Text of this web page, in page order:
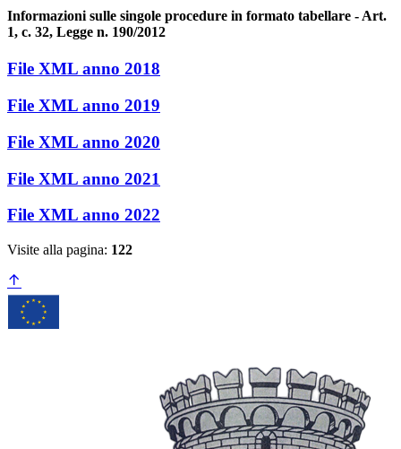
Informazioni sulle singole procedure in formato tabellare - Art.
1, c. 32, Legge n. 190/2012
File XML anno 2018
File XML anno 2019
File XML anno 2020
File XML anno 2021
File XML anno 2022
Visite alla pagina: 122